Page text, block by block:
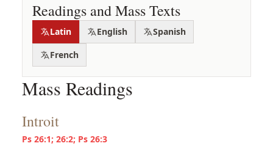
Readings and Mass Texts
Latin English
Spanish
French
Mass Readings
Introit
Ps 26:1; 26:2; Ps 26:3